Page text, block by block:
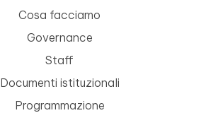
Cosa facciamo
Governance
Staff
Documenti istituzionali
Programmazione